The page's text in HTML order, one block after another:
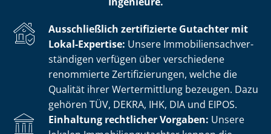
Ausschließlich zertifizierte Gutachter mit
Lokal-Expertise: Unsere Im­mo­bi­li­en­sach­ver­
stän­di­gen verfügen über verschiedene
renommierte Zer­ti­fi­zie­run­gen, welche die
Qualität ihrer Wertermittlung bezeugen. Dazu
gehören TÜV, DEKRA, IHK, DIA und EIPOS.
Einhaltung rechtlicher Vorgaben: Unsere